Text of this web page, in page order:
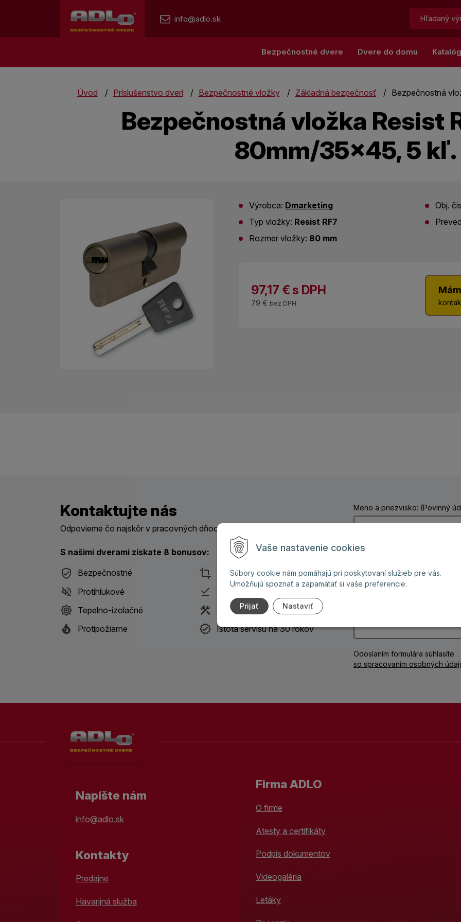
Vaše nastavenie cookies
Súbory cookie nám pomáhajú pri poskytovaní služieb pre vás.
Umožňujú spoznať a zapamätať si vaše preferencie.
Prijať Nastaviť
info@adlo.sk
Hľadať:
Bezpečnostné dvere Dvere do domu Katalóg
Úvod Príslušenstvo dverí Bezpečnostné vložky Základná bezpečnosť Bezpečnostná
Bezpečnostná vložka Resist
80mm/35x45, 5 kľ.
97,17 € s DPH
79 € bez DPH
Výrobca: Dmarketing Obj.
Typ vložky: Resist RF7
Rozmer vložky: 80 mm
Kontaktujte nás
Odpovieme čo najskôr v pracovných dňoch medzi 8 a 18 hod.
S našimi dverami získate 8 bonusov:
Bezpečnostné
Design na mieru
Protihlukové
Priamo od výrobcu
Tepelno-izolačné
S montážou
Protipožiarne
Istota servisu na 30 rokov
Meno a priezvisko: (Povinný
Odoslaním formulára súhlasíte
so spracovaním osobných
Napíšte nám
info@adlo.sk
Kontakty
Predajne
Havarijná služba
Firma ADLO
O firme
Atesty a certifikáty
Podpis dokumentov
Videogaléria
Letáky